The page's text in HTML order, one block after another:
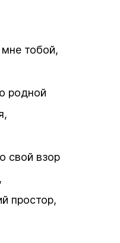
мне тобой,
родной
свой взор
простор,